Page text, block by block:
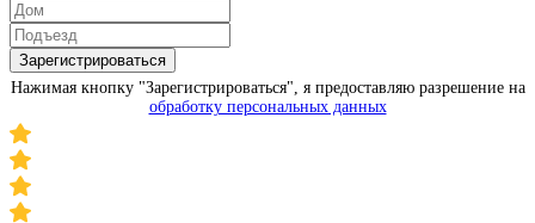
Зарегистрироваться
Нажимая кнопку "Зарегистрироваться", я предоставляю разрешение на
обработку персональных данных